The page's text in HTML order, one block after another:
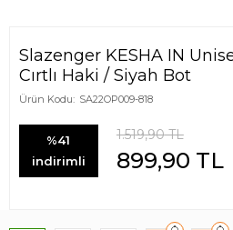
Slazenger KESHA IN
Cırtlı Haki / Siyah Bot
Ürün Kodu: SA22OP009-818
%41
indirimli
1.519,90TL
899,90 TL